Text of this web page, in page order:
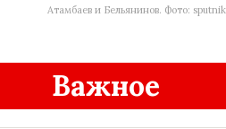
Атамбаев и Бельянинов. Фото:
Важное